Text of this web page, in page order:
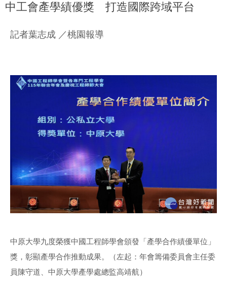
中工會產學績優獎 打造國際跨域平台
記者葉志成 ／桃園報導
中原大學九度榮獲中國工程師學會頒發「產學合作績優單位」
獎，彰顯產學合作推動成果。（左起：年會籌備委員會主任委
員陳守道、中原大學產學處總監高靖航）